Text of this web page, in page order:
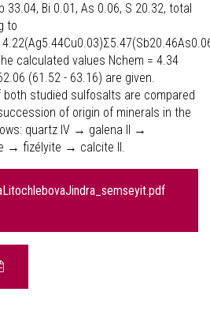
33.04, Bi 0.01, As 0.06, S 20.32, total
to
calculated values Nchem = 4.34
(61.52 - 63.16) are given.
studied sulfosalts are compared
of origin of minerals in the
quartz IV → galena II →
→ fizélyite → calcite II.